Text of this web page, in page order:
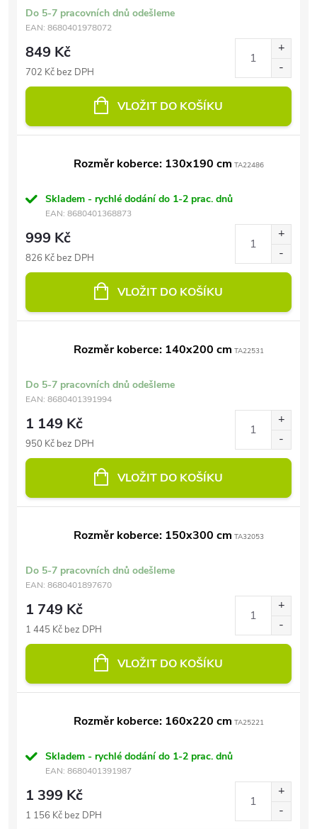
Do 5-7 pracovních dnů odešleme
EAN: 8680401978072
849 Kč
702 Kč bez DPH
VLOŽIT DO KOŠÍKU
Rozměr koberce: 130x190 cm TA22486
Skladem - rychlé dodání do 1-2 prac. dnů
EAN: 8680401368873
999 Kč
826 Kč bez DPH
VLOŽIT DO KOŠÍKU
Rozměr koberce: 140x200 cm TA22531
Do 5-7 pracovních dnů odešleme
EAN: 8680401391994
1 149 Kč
950 Kč bez DPH
VLOŽIT DO KOŠÍKU
Rozměr koberce: 150x300 cm TA32053
Do 5-7 pracovních dnů odešleme
EAN: 8680401897670
1 749 Kč
1 445 Kč bez DPH
VLOŽIT DO KOŠÍKU
Rozměr koberce: 160x220 cm TA25221
Skladem - rychlé dodání do 1-2 prac. dnů
EAN: 8680401391987
1 399 Kč
1 156 Kč bez DPH